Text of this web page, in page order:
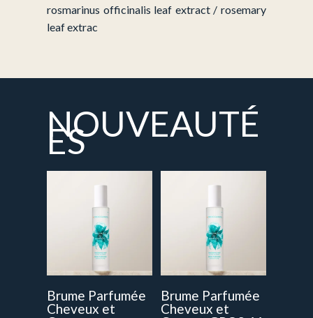
rosmarinus officinalis leaf extract / rosemary
leaf extrac
NOUVEAUTÉ
ES
Brume Parfumée
Cheveux et
Brume Parfumée
Cheveux et